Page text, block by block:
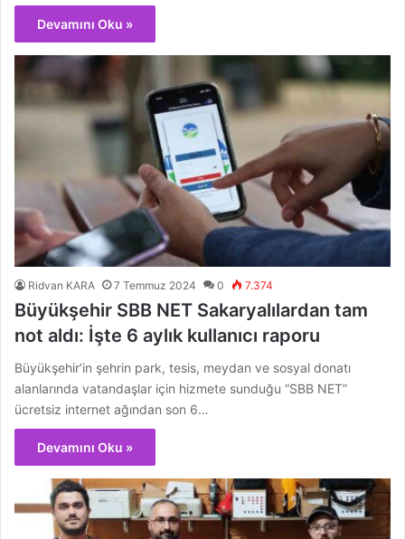
Devamını Oku »
Ridvan KARA 7 Temmuz 2024 0 7.374
Büyükşehir SBB NET Sakaryalılardan tam
not aldı: İşte 6 aylık kullanıcı raporu
Büyükşehir’in şehrin park, tesis, meydan ve sosyal donatı
alanlarında vatandaşlar için hizmete sunduğu “SBB NET”
ücretsiz internet ağından son 6…
Devamını Oku »